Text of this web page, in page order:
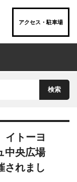
アクセス・駐車場
イトーヨ
中央広場
されまし